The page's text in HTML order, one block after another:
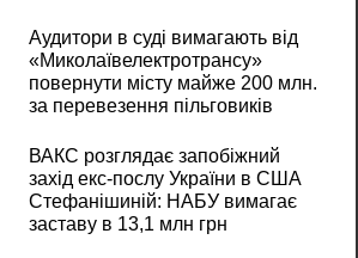
Аудитори в суді вимагають від
«Миколаївелектротрансу»
повернути місту майже 200 млн.
за перевезення пільговиків
ВАКС розглядає запобіжний
захід екс-послу України в США
Стефанішиній: НАБУ вимагає
заставу в 13,1 млн грн